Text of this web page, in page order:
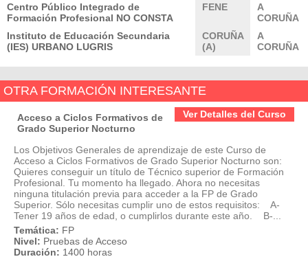
Centro Público Integrado de
Formación Profesional NO CONSTA
FENE
A
CORUÑA
Instituto de Educación Secundaria
(IES) URBANO LUGRIS
CORUÑA
(A)
A
CORUÑA
OTRA FORMACIÓN INTERESANTE
Ver Detalles del Curso
Acceso a Ciclos Formativos de
Grado Superior Nocturno
Los Objetivos Generales de aprendizaje de este Curso de
Acceso a Ciclos Formativos de Grado Superior Nocturno son:
Quieres conseguir un título de Técnico superior de Formación
Profesional. Tu momento ha llegado. Ahora no necesitas
ninguna titulación previa para acceder a la FP de Grado
Superior. Sólo necesitas cumplir uno de estos requisitos: A-
Tener 19 años de edad, o cumplirlos durante este año. B-...
Temática: FP
Nivel: Pruebas de Acceso
Duración: 1400 horas